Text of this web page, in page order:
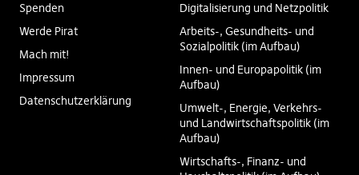
Spenden
Werde Pirat
Mach mit!
Impressum
Datenschutzerklärung
Digitalisierung und Netzpolitik
Arbeits-, Gesundheits- und
Sozialpolitik (im Aufbau)
Innen- und Europapolitik (im
Aufbau)
Umwelt-, Energie, Verkehrs-
und Landwirtschaftspolitik (im
Aufbau)
Wirtschafts-, Finanz- und